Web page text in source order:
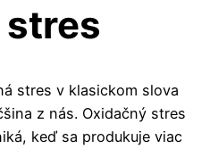
stres v klasickom slova
z nás. Oxidačný stres
keď sa produkuje viac